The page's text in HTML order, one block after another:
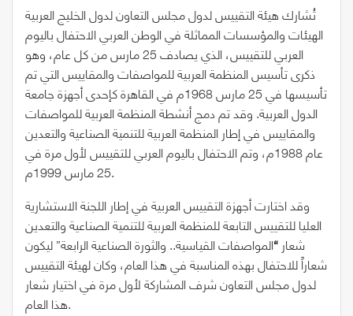
تُشارك هيئة التقييس لدول مجلس التعاون لدول الخليج العربية
الهيئات والمؤسسات المماثلة في الوطن العربي الاحتفال باليوم
العربي للتقييس، الذي يصادف 25 مارس من كل عام، وهو
ذكرى تأسيس المنظمة العربية للمواصفات والمقاييس التي تم
تأسيسها في 25 مارس 1968م في القاهرة كإحدى أجهزة جامعة
الدول العربية. وقد تم دمج أنشطة المنظمة العربية للمواصفات
والمقاييس في إطار المنظمة العربية للتنمية الصناعية والتعدين
عام 1988م، وتم الاحتفال باليوم العربي للتقييس لأول مرة في
25 مارس 1999م.
وقد اختارت أجهزة التقييس العربية في إطار اللجنة الاستشارية
العليا للتقييس التابعة للمنظمة العربية للتنمية الصناعية والتعدين
شعار“المواصفات القياسية.. والثورة الصناعية الرابعة” ليكون
شعاراً للاحتفال بهذه المناسبة في هذا العام، وكان لهيئة التقييس
لدول مجلس التعاون شرف المشاركة لأول مرة في اختيار شعار
هذا العام.